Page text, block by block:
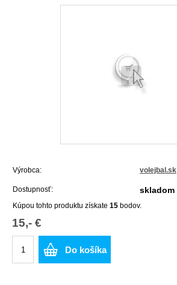
Výrobca: volejbal.sk
Dostupnosť: skladom
Kúpou tohto produktu získate 15 bodov.
15,- €
Do košíka